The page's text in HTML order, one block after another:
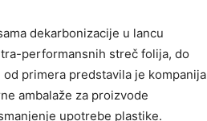
dekarbonizacije u lancu
performansnih streč folija, do
primera predstavila je kompanija
ambalaže za proizvode
upotrebe plastike.